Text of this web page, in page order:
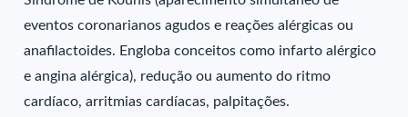
eventos coronarianos agudos e reações alérgicas ou
anafilactoides. Engloba conceitos como infarto alérgico
e angina alérgica), redução ou aumento do ritmo
cardíaco, arritmias cardíacas, palpitações.